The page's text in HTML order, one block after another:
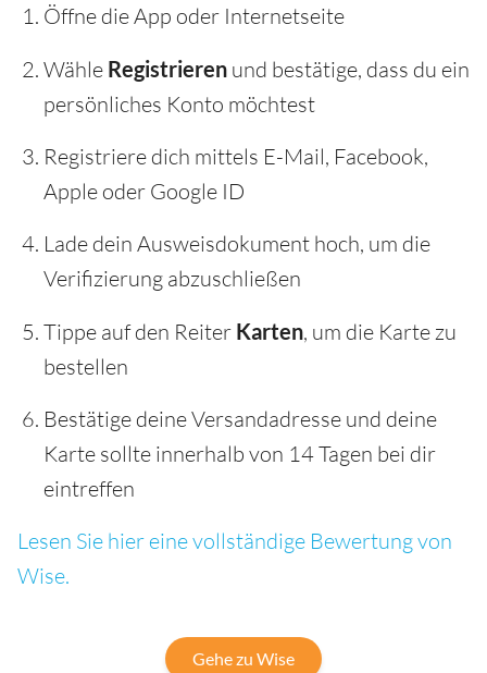
Öffne die App oder Internetseite
Wähle Registrieren und bestätige, dass du ein
persönliches Konto möchtest
Registriere dich mittels E-Mail, Facebook,
Apple oder Google ID
Lade dein Ausweisdokument hoch, um die
Verifizierung abzuschließen
Tippe auf den Reiter Karten, um die Karte zu
bestellen
Bestätige deine Versandadresse und deine
Karte sollte innerhalb von 14 Tagen bei dir
eintreffen
Lesen Sie hier eine vollständige Bewertung von
Wise.
Gehe zu Wise